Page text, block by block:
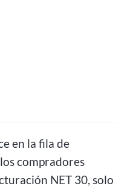
en la fila de
compradores
NET 30, solo